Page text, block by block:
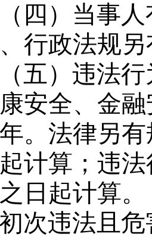
（四）当事
行政法规
（五）违法
安全、金
。法律另
计算；违
日起计算。
次违法且